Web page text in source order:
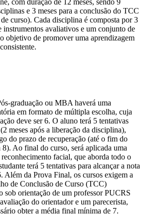
e 3 meses para a conclusão do TCC
curso). Cada disciplina é composta por 3
instrumentos avaliativos e um conjunto de
objetivo de promover uma aprendizagem
graduação ou MBA haverá uma
em formato de múltipla escolha, cuja
deve ser 6. O aluno terá 5 tentativas
meses após a liberação da disciplina),
do prazo de recuperação (até o fim do
Ao final do curso, será aplicada uma
facial, que aborda todo o
terá 5 tentativas para alcançar a nota
Além da Prova Final, os cursos exigem a
de Conclusão de Curso (TCC)
orientação de um professor PUCRS
do orientador e um parecerista,
obter a média final mínima de 7.